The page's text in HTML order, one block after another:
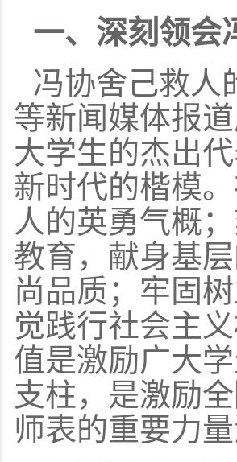
一、深刻领会
冯协舍己救人
等新闻媒体报
大学生的杰出
新时代的楷模
人的英勇气概
教育，献身基
尚品质；牢固
觉践行社会主
值是激励广大
支柱，是激励
师表的重要力量